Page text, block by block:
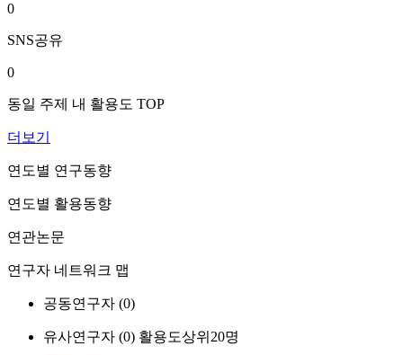
0
SNS공유
0
동일 주제 내 활용도 TOP
더보기
연도별 연구동향
연도별 활용동향
연관논문
연구자 네트워크 맵
공동연구자 (0)
유사연구자 (0) 활용도상위20명